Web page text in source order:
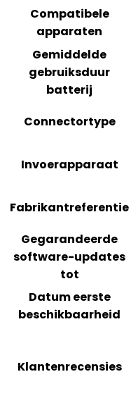
Compatibele
apparaten
Gemiddelde
gebruiksduur
batterij
Connectortype
Invoerapparaat
Fabrikantreferentie
Gegarandeerde
software-updates
tot
Datum eerste
beschikbaarheid
Klantenrecensies